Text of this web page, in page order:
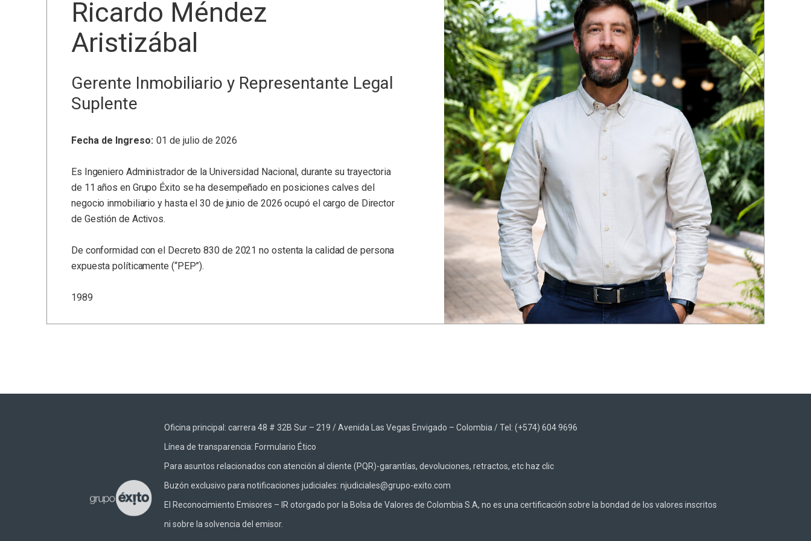
Ricardo Méndez
Aristizábal
Gerente Inmobiliario y Representante Legal
Suplente
Fecha de Ingreso: 01 de julio de 2026
Es Ingeniero Administrador de la Universidad Nacional, durante su trayectoria
de 11 años en Grupo Éxito se ha desempeñado en posiciones calves del
negocio inmobiliario y hasta el 30 de junio de 2026 ocupó el cargo de Director
de Gestión de Activos.
De conformidad con el Decreto 830 de 2021 no ostenta la calidad de persona
expuesta políticamente (“PEP”).
1989
Oficina principal: carrera 48 # 32B Sur – 219 / Avenida Las Vegas Envigado – Colombia / Tel: (+574) 604 9696
Línea de transparencia: Formulario Ético
Para asuntos relacionados con atención al cliente (PQR)-garantías, devoluciones, retractos, etc haz clic
Buzón exclusivo para notificaciones judiciales: njudiciales@grupo-exito.com
El Reconocimiento Emisores – IR otorgado por la Bolsa de Valores de Colombia S.A, no es una certificación sobre la bondad de los valores inscritos
ni sobre la solvencia del emisor.